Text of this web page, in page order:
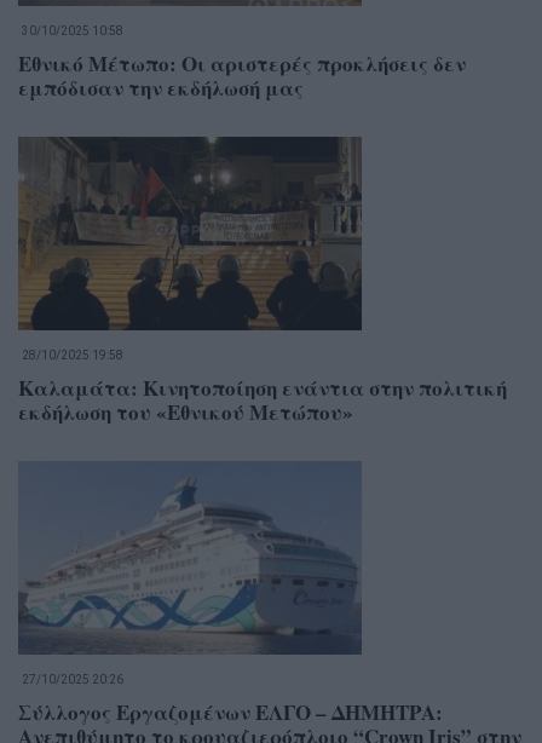
30/10/2025 10:58
Εθνικό Μέτωπο: Οι αριστερές προκλήσεις δεν
εμπόδισαν την εκδήλωσή μας
28/10/2025 19:58
Καλαμάτα: Κινητοποίηση ενάντια στην πολιτική
εκδήλωση του «Εθνικού Μετώπου»
27/10/2025 20:26
Σύλλογος Εργαζομένων ΕΛΓΟ – ΔΗΜΗΤΡΑ:
Ανεπιθύμητο το κρουαζιερόπλοιο “Crown Iris” στην